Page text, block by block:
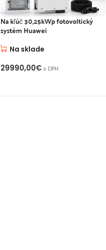
Na kľúč 30,25kWp fotovoltický
systém Huawei
Na sklade
29990,00€s DPH